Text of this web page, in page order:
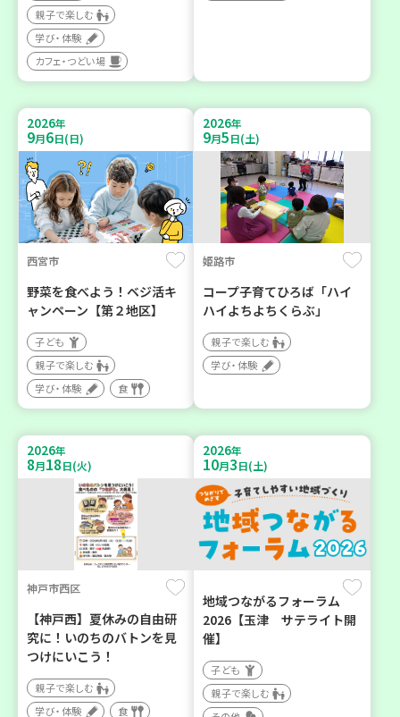
親子で楽しむ
学び・体験
カフェ・つどい場
2026年
9月6日(日)
西宮市
野菜を食べよう！ベジ活キ
ャンペーン【第２地区】
子ども
親子で楽しむ
学び・体験
食
2026年
9月5日(土)
姫路市
コープ子育てひろば「ハイ
ハイよちよちくらぶ」
親子で楽しむ
学び・体験
2026年
8月18日(火)
神戸市西区
【神戸西】夏休みの自由研
究に！いのちのバトンを見
つけにいこう！
親子で楽しむ
学び・体験
食
2026年
10月3日(土)
地域つながるフォーラム
2026【玉津 サテライト開
催】
子ども
親子で楽しむ